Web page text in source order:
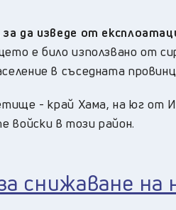
да изведе от
е било използвано от
в съседната
- край Хама, на юг от
войски в този район.
снижаване на